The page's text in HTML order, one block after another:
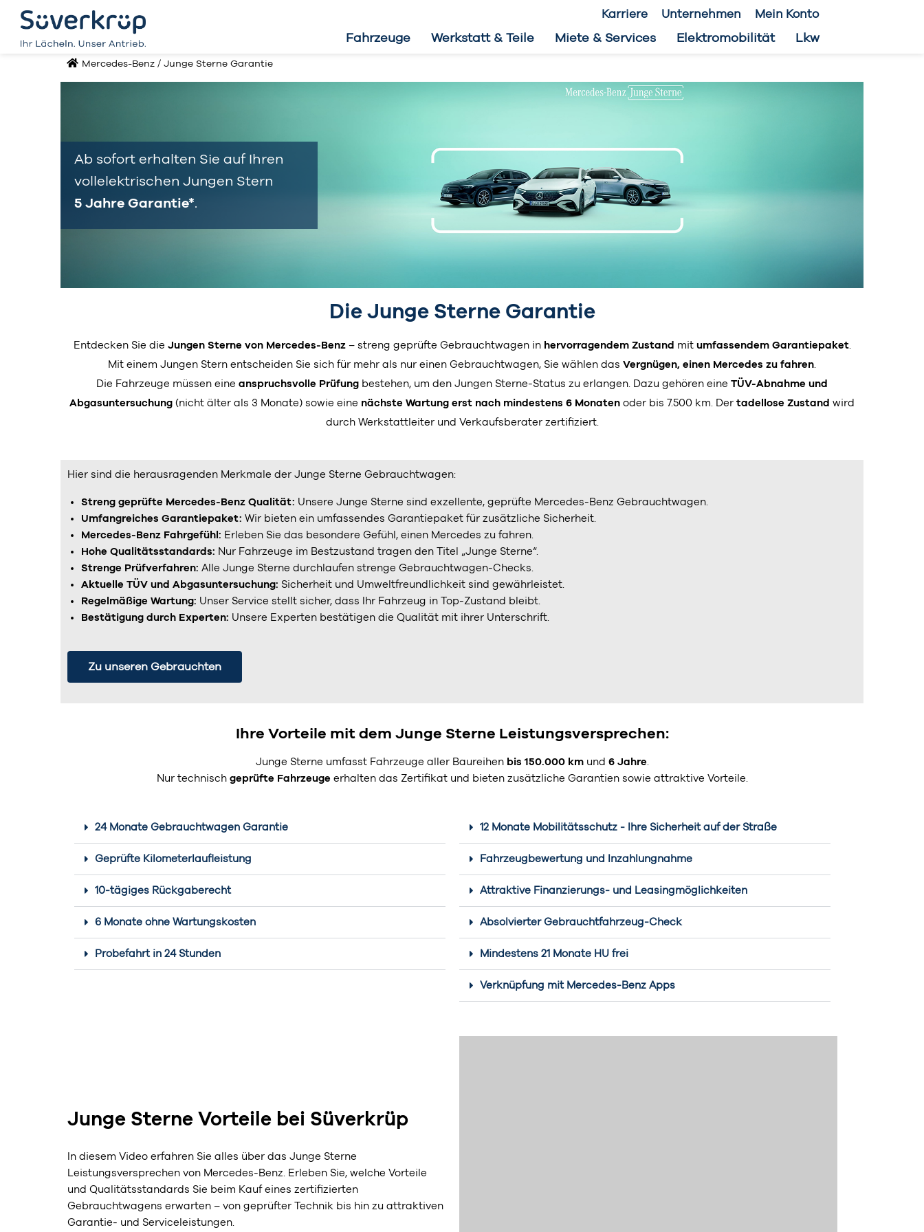
Karriere Unternehmen Mein Konto
Fahrzeuge Werkstatt & Teile Miete & Services Elektromobilität Lkw
Mercedes-Benz /Junge Sterne Garantie
Ab sofort erhalten Sie auf Ihren
vollelektrischen Jungen Stern
5 Jahre Garantie*.
Die Junge Sterne Garantie
Entdecken Sie die Jungen Sterne von Mercedes-Benz– streng geprüfte Gebrauchtwagen in hervorragendem Zustand mit umfassendem Garantiepaket.
Mit einem Jungen Stern entscheiden Sie sich für mehr als nur einen Gebrauchtwagen, Sie wählen das Vergnügen, einen Mercedes zu fahren.
Die Fahrzeuge müssen eine anspruchsvolle Prüfung bestehen, um den Jungen Sterne-Status zu erlangen. Dazu gehören eine TÜV-Abnahme und
Abgasuntersuchung (nicht älter als 3 Monate) sowie eine nächste Wartung erst nach mindestens 6 Monaten oder bis 7.500 km. Der tadellose Zustand wird
durch Werkstattleiter und Verkaufsberater zertifiziert.
Hier sind die herausragenden Merkmale der Junge Sterne Gebrauchtwagen:
Streng geprüfte Mercedes-Benz Qualität: Unsere Junge Sterne sind exzellente, geprüfte Mercedes-Benz Gebrauchtwagen.
Umfangreiches Garantiepaket: Wir bieten ein umfassendes Garantiepaket für zusätzliche Sicherheit.
Mercedes-Benz Fahrgefühl: Erleben Sie das besondere Gefühl, einen Mercedes zu fahren.
Hohe Qualitätsstandards: Nur Fahrzeuge im Bestzustand tragen den Titel „Junge Sterne“.
Strenge Prüfverfahren: Alle Junge Sterne durchlaufen strenge Gebrauchtwagen-Checks.
Aktuelle TÜV und Abgasuntersuchung: Sicherheit und Umweltfreundlichkeit sind gewährleistet.
Regelmäßige Wartung: Unser Service stellt sicher, dass Ihr Fahrzeug in Top-Zustand bleibt.
Bestätigung durch Experten: Unsere Experten bestätigen die Qualität mit ihrer Unterschrift.
Zu unseren Gebrauchten
Ihre Vorteile mit dem Junge Sterne Leistungsversprechen:
Junge Sterne umfasst Fahrzeuge aller Baureihen bis 150.000 km und 6 Jahre.
Nur technisch geprüfte Fahrzeuge erhalten das Zertifikat und bieten zusätzliche Garantien sowie attraktive Vorteile.
24 Monate Gebrauchtwagen Garantie
Geprüfte Kilometerlaufleistung
10-tägiges Rückgaberecht
6 Monate ohne Wartungskosten
Probefahrt in 24 Stunden
12 Monate Mobilitätsschutz - Ihre Sicherheit auf der Straße
Fahrzeugbewertung und Inzahlungnahme
Attraktive Finanzierungs- und Leasingmöglichkeiten
Absolvierter Gebrauchtfahrzeug-Check
Mindestens 21 Monate HU frei
Verknüpfung mit Mercedes-Benz Apps
Junge Sterne Vorteile bei Süverkrüp
In diesem Video erfahren Sie alles über das Junge Sterne
Leistungsversprechen von Mercedes-Benz. Erleben Sie, welche Vorteile
und Qualitätsstandards Sie beim Kauf eines zertifizierten
Gebrauchtwagens erwarten – von geprüfter Technik bis hin zu attraktiven
Garantie- und Serviceleistungen.